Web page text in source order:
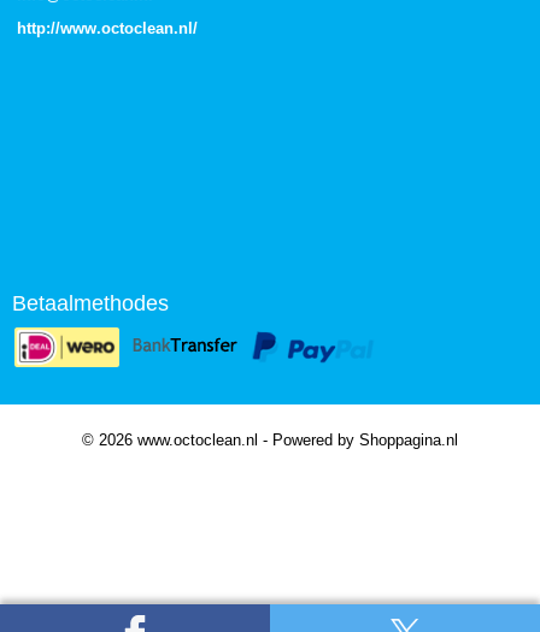
http://www.octoclean.nl /
Betaalmethodes
© 2026 www.octoclean.nl - Powered by Shoppagina.nl